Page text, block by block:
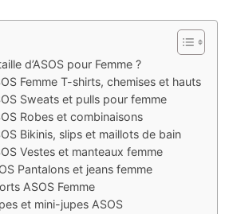
d’ASOS pour Femme ?
Femme T-shirts, chemises et hauts
Sweats et pulls pour femme
Robes et combinaisons
Bikinis, slips et maillots de bain
Vestes et manteaux femme
Pantalons et jeans femme
ASOS Femme
et mini-jupes ASOS